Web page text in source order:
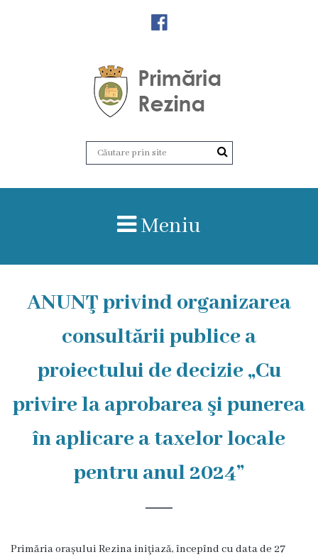
Amalgamare
în
Primăria
Zile
audiență
Primarul
primăriei
Meniu
ANUNŢ privind organizarea
consultării publice a
proiectului de decizie „Cu
privire la aprobarea şi punerea
în aplicare a taxelor locale
pentru anul 2024”
Primăria orașului Rezina iniţiază, începînd cu data de 27